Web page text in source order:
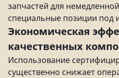
запчастей для
специальные позиции под
Экономическая
качественных
Использование
существенно снижает